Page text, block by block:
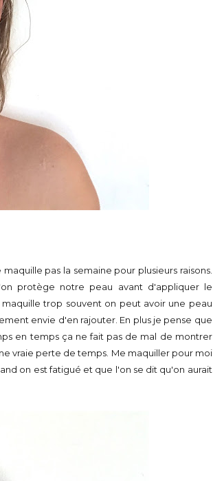
pas la semaine pour plusieurs raisons.
protège notre peau avant d'appliquer le
trop souvent on peut avoir une peau
envie d'en rajouter. En plus je pense que
en temps ça ne fait pas de mal de montrer
vraie perte de temps. Me maquiller pour moi
on est fatigué et que l'on se dit qu'on aurait